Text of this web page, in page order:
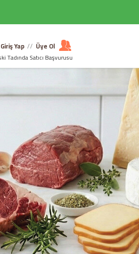
Giriş Yap // Üye Ol
Tadında Satıcı Başvurusu